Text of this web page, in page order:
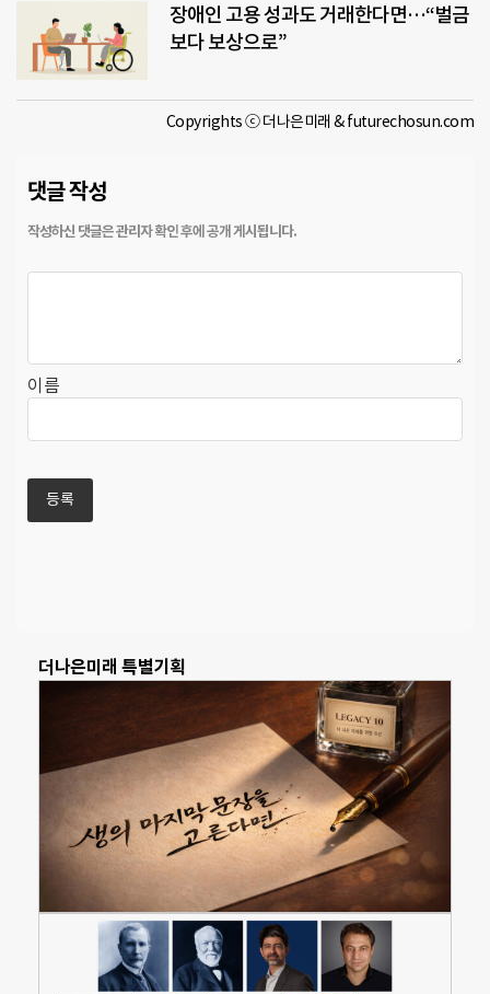
장애인 고용 성과도 거래한다면…“벌금
보다 보상으로”
Copyrights ⓒ 더나은미래 & futurechosun.com
댓글 작성
이름
더나은미래 특별기획